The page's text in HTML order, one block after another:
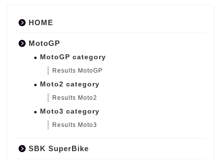
HOME
MotoGP
MotoGP category
Results MotoGP
Moto2 category
Results Moto2
Moto3 category
Results Moto3
SBK SuperBike